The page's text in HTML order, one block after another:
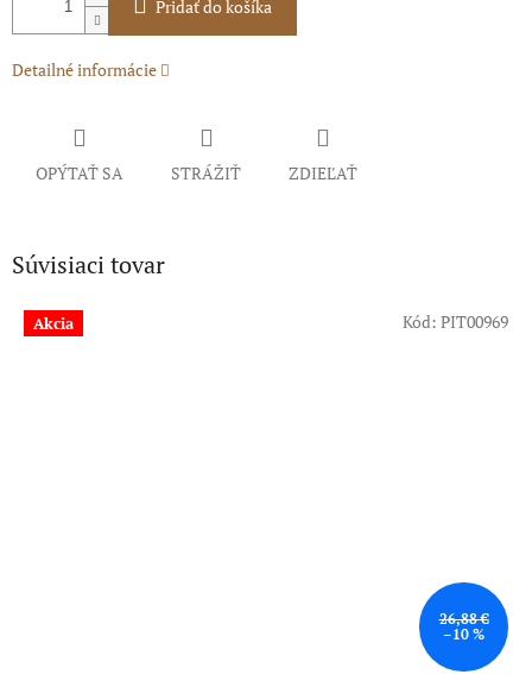
Pridať do košíka
Detailné informácie
OPÝTAŤ SA STRÁŽIŤ ZDIEĽAŤ
Súvisiaci tovar
Akcia
26,88 €
–10 %
Kód: PIT00969